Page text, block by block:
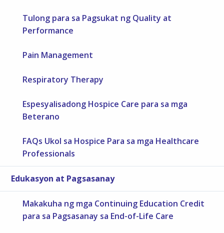
Tulong para sa Pagsukat ng Quality at
Performance
Pain Management
Respiratory Therapy
Espesyalisadong Hospice Care para sa mga
Beterano
FAQs Ukol sa Hospice Para sa mga Healthcare
Professionals
Edukasyon at Pagsasanay
Makakuha ng mga Continuing Education Credit
para sa Pagsasanay sa End-of-Life Care